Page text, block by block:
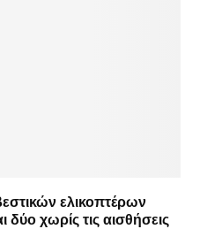
ελικοπτέρων
χωρίς τις αισθήσεις